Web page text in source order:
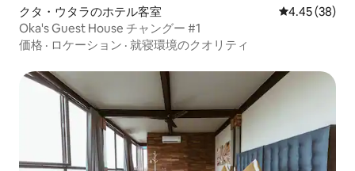
クタ・ウタラのホテル客室 レビュー38
4.45 (38)
Oka's Guest House チャングー #1
価格 · ロケーション · 就寝環境のクオリティ